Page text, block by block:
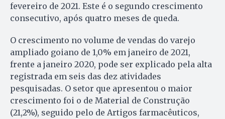
fevereiro de 2021. Este é o segundo crescimento
consecutivo, após quatro meses de queda.
O crescimento no volume de vendas do varejo
ampliado goiano de 1,0% em janeiro de 2021,
frente a janeiro 2020, pode ser explicado pela alta
registrada em seis das dez atividades
pesquisadas. O setor que apresentou o maior
crescimento foi o de Material de Construção
(21,2%), seguido pelo de Artigos farmacêuticos,